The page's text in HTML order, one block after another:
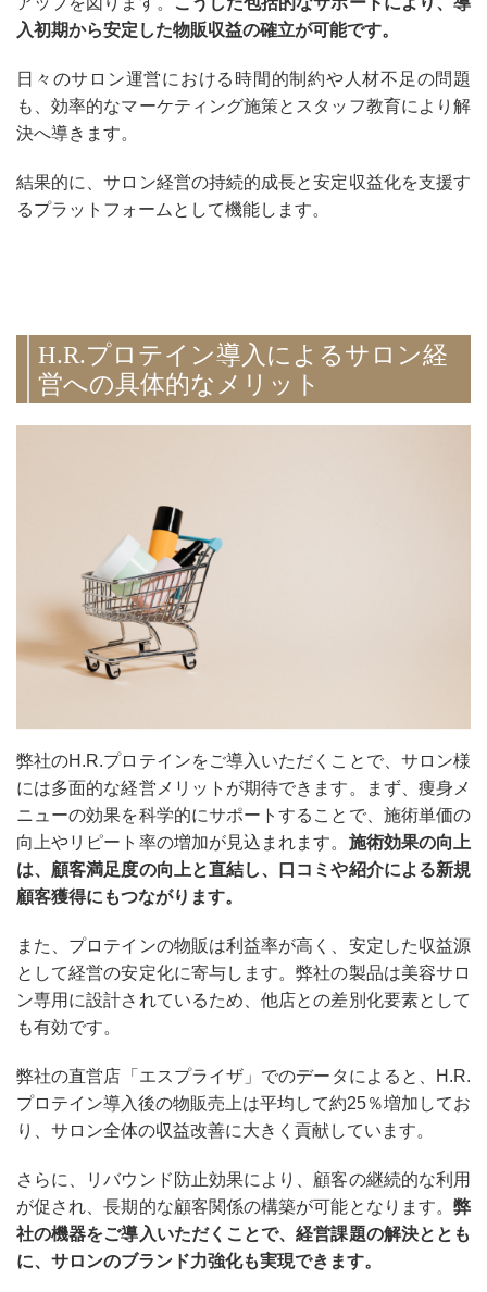
入初期から安定した物販収益の確立が可能です。
日々のサロン運営における時間的制約や人材不足の問題
も、効率的なマーケティング施策とスタッフ教育により解
決へ導きます。
結果的に、サロン経営の持続的成長と安定収益化を支援す
るプラットフォームとして機能します。
H.R.プロテイン導入によるサロン経
営への具体的なメリット
弊社のH.R.プロテインをご導入いただくことで、サロン様
には多面的な経営メリットが期待できます。まず、痩身メ
ニューの効果を科学的にサポートすることで、施術単価の
向上やリピート率の増加が見込まれます。 施術効果の向上
は、顧客満足度の向上と直結し、口コミや紹介による新規
顧客獲得にもつながります。
また、プロテインの物販は利益率が高く、安定した収益源
として経営の安定化に寄与します。弊社の製品は美容サロ
ン専用に設計されているため、他店との差別化要素として
も有効です。
弊社の直営店「エスプライザ」でのデータによると、H.R.
プロテイン導入後の物販売上は平均して約25％増加してお
り、サロン全体の収益改善に大きく貢献しています。
さらに、リバウンド防止効果により、顧客の継続的な利用
が促され、長期的な顧客関係の構築が可能となります。 弊
社の機器をご導入いただくことで、経営課題の解決ととも
に、サロンのブランド力強化も実現できます。